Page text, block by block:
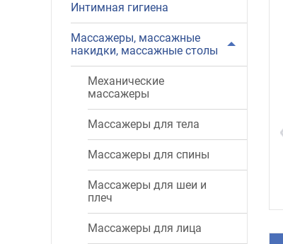
Интимная гигиена
Массажеры, массажные
накидки, массажные столы
Механические
массажеры
Массажеры для тела
Массажеры для спины
Массажеры для шеи и
плеч
Массажеры для лица